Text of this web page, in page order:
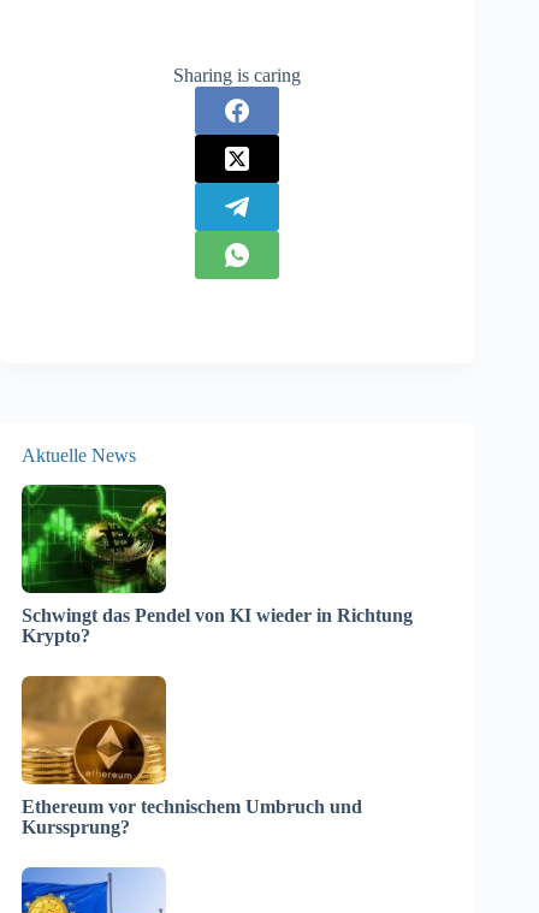
Sharing is caring
Aktuelle News
Schwingt das Pendel von KI wieder in Richtung
Krypto?
Ethereum vor technischem Umbruch und
Kurssprung?